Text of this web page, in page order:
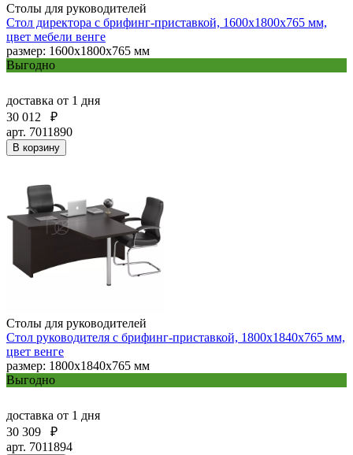
Столы для руководителей
Стол директора с брифинг-приставкой, 1600х1800х765 мм,
цвет мебели венге
размер: 1600х1800х765 мм
Выгодно
доставка от 1 дня
30 012
₽
арт. 7011890
В корзину
Столы для руководителей
Стол руководителя с брифинг-приставкой, 1800х1840х765 мм,
цвет венге
размер: 1800х1840х765 мм
Выгодно
доставка от 1 дня
30 309
₽
арт. 7011894